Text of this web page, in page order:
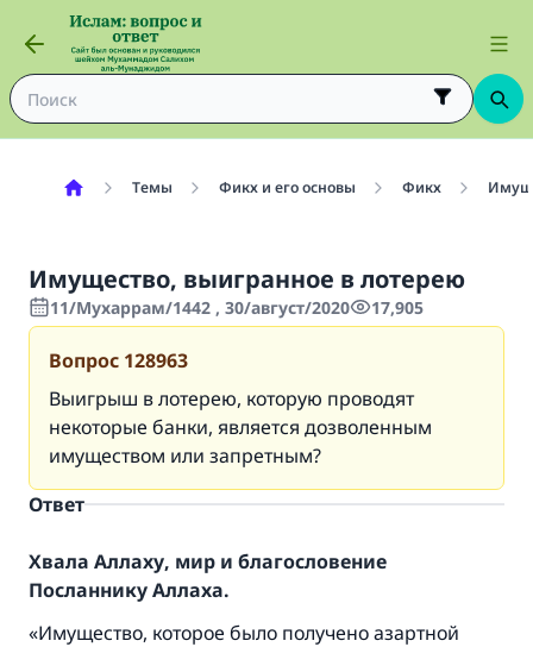
Темы Фикх и его основы Фикх
Имущество, выигранное в лотерею
11/Мухаррам/1442 , 30/август/2020 17,905
Вопрос 128963
Выигрыш в лотерею, которую проводят
некоторые банки, является дозволенным
имуществом или запретным?
Ответ
Хвала Аллаху, мир и благословение
Посланнику Аллаха.
«Имущество, которое было получено азартной